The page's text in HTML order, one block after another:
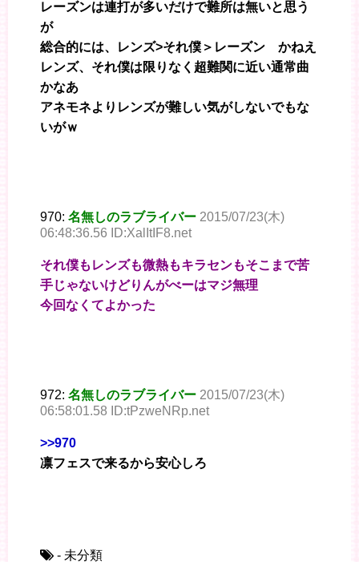
レーズンは連打が多いだけで難所は無いと思う
が
総合的には、レンズ>それ僕＞レーズン かねえ
レンズ、それ僕は限りなく超難関に近い通常曲
かなあ
アネモネよりレンズが難しい気がしないでもな
いがｗ
970: 名無しのラブライバー 2015/07/23(木)
06:48:36.56 ID:XalItIF8.net
それ僕もレンズも微熱もキラセンもそこまで苦
手じゃないけどりんがべーはマジ無理
今回なくてよかった
972: 名無しのラブライバー 2015/07/23(木)
06:58:01.58 ID:tPzweNRp.net
>>970
凛フェスで来るから安心しろ
- 未分類